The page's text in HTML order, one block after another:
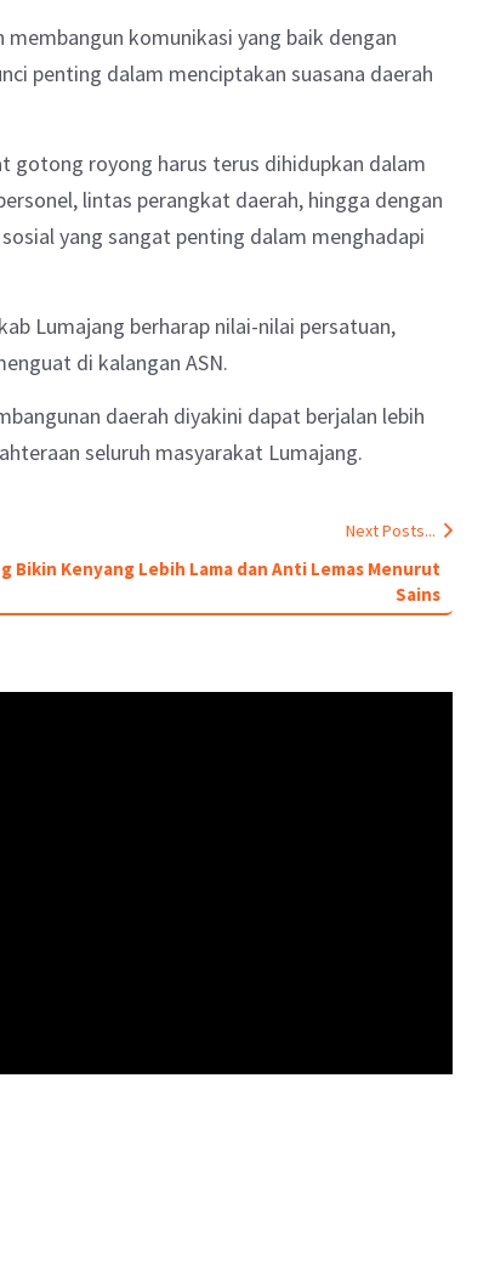
komunikasi yang baik dengan
penting dalam menciptakan suasana daerah
gotong royong harus terus dihidupkan dalam
lintas perangkat daerah, hingga dengan
yang sangat penting dalam menghadapi
Lumajang berharap nilai-nilai persatuan,
di kalangan ASN.
daerah diyakini dapat berjalan lebih
seluruh masyarakat Lumajang.
Next Posts...
Bikin Kenyang Lebih Lama dan Anti Lemas Menurut
Sains